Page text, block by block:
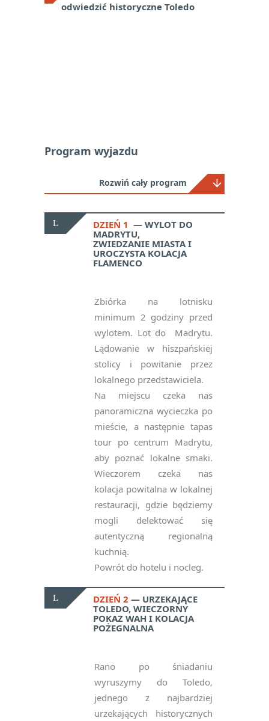
odwiedzić historyczne Toledo
Program wyjazdu
Rozwiń cały program
DZIEŃ 1
WYLOT DO
MADRYTU,
ZWIEDZANIE MIASTA I
UROCZYSTA KOLACJA
FLAMENCO
Zbiórka na lotnisku
minimum 2 godziny przed
wylotem. Lot do Madrytu.
Lądowanie w hiszpańskiej
stolicy i powitanie przez
lokalnego przedstawiciela.
Na miejscu czeka nas
panoramiczna wycieczka po
mieście, a następnie tapas
tour po centrum Madrytu,
aby poznać lokalne smaki.
Wieczorem czeka nas
kolacja powitalna w lokalnej
restauracji, gdzie będziemy
mogli delektować się
autentyczną regionalną
kuchnią.
Powrót do hotelu i nocleg.
DZIEŃ 2
URZEKAJĄCE
TOLEDO, WIECZORNY
POKAZ WAH I KOLACJA
POŻEGNALNA
Rano po śniadaniu
wyruszymy do Toledo,
jednego z najbardziej
urzekających historycznych